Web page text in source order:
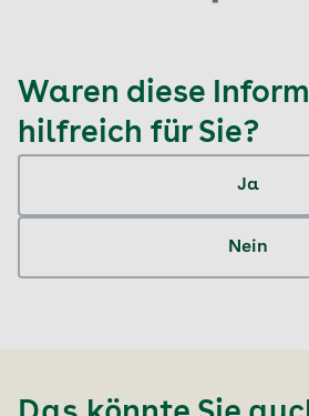
Waren diese
hilfreich für Sie?
Ja
Nein